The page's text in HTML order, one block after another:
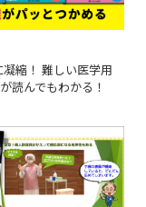
縮！ 難しい医学用
読んでもわかる！